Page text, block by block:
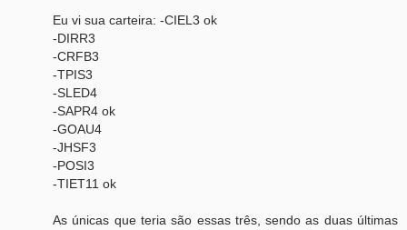
Eu vi sua carteira: -CIEL3 ok
-DIRR3
-CRFB3
-TPIS3
-SLED4
-SAPR4 ok
-GOAU4
-JHSF3
-POSI3
-TIET11 ok
As únicas que teria são essas três, sendo as duas últimas